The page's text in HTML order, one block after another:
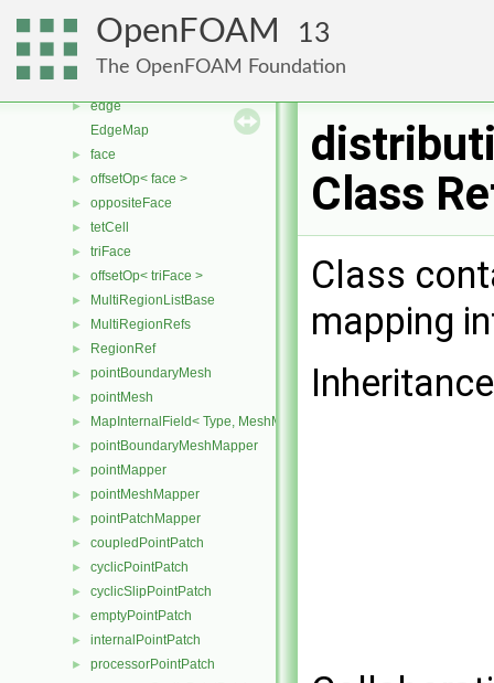
OpenFOAM 13
The OpenFOAM Foundation
► cellModel
► cellModeller
►
► edge
EdgeMap
► face
► offsetOp< face >
► oppositeFace
► tetCell
► triFace
► offsetOp< triFace >
► MultiRegionListBase
► MultiRegionRefs
► RegionRef
► pointBoundaryMesh
► pointMesh
► MapInternalField< Type, MeshMapper, pointMesh >
► pointBoundaryMeshMapper
► pointMapper
► pointMeshMapper
► pointPatchMapper
► coupledPointPatch
► cyclicPointPatch
► cyclicSlipPointPatch
► emptyPointPatch
► internalPointPatch
► processorPointPatch
Class
Class
mapping